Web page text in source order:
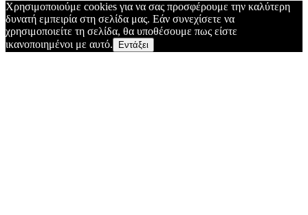
Χρησιμοποιούμε cookies για να σας προσφέρουμε την καλύτερη
δυνατή εμπειρία στη σελίδα μας. Εάν συνεχίσετε να
χρησιμοποιείτε τη σελίδα, θα υποθέσουμε πως είστε
ικανοποιημένοι με αυτό.
Εντάξει